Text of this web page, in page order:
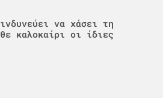
να χάσει τη
καλοκαίρι οι ίδιες